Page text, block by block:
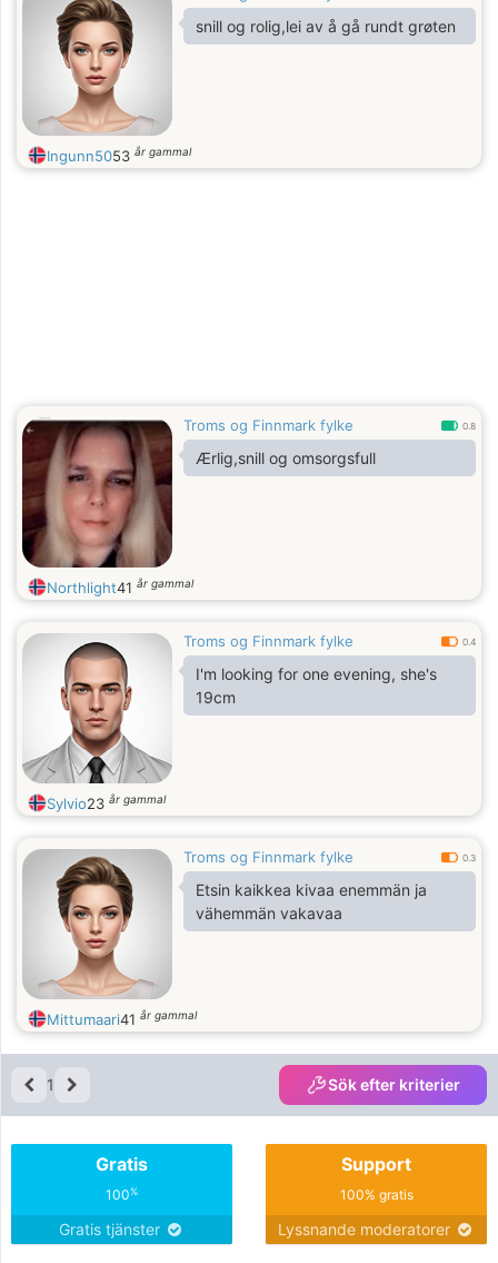
snill og rolig,lei av å gå rundt grøten
Ingunn5053 år gammal
Troms og Finnmark fylke 0.8
Ærlig,snill og omsorgsfull
Northlight41 år gammal
Troms og Finnmark fylke 0.4
I'm looking for one evening, she's
19cm
Sylvio23 år gammal
Troms og Finnmark fylke 0.3
Etsin kaikkea kivaa enemmän ja
vähemmän vakavaa
Mittumaari41 år gammal
1 Sök efter kriterier
Gratis
100%
Gratis tjänster
Support
100% gratis
Lyssnande moderatorer